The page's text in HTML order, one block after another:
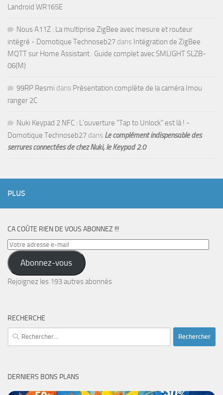
Landroid WR165E
Nous A11Z : La multiprise ZigBee avec mesure et routeur
intégré - Domotique Technoseb27 dans Intégration de ZigBee
MQTT sur Home Assistant : Guide complet avec SMLIGHT SLZB-
06(M)
99RP Resmi dans Présentation complète de la caméra Imou
ranger 2C
Nuki Keypad 2 NFC : L'ouverture "Tap to Unlock" est là ! -
Domotique Technoseb27 dans Le complément indispensable des
serrures connectées de chez Nuki, le Keypad 2.0
PLUS
CA COÛTE RIEN DE VOUS ABONNEZ !!!
Votre
adresse
e-
mail
Abonnez-vous
Rejoignez les 193 autres abonnés
RECHERCHE
Rechercher :
DERNIERS BONS PLANS